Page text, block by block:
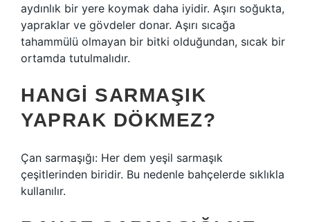
aydınlık bir yere koymak daha iyidir. Aşırı soğukta,
yapraklar ve gövdeler donar. Aşırı sıcağa
tahammülü olmayan bir bitki olduğundan, sıcak bir
ortamda tutulmalıdır.
HANGI SARMAŞIK
YAPRAK DÖKMEZ?
Çan sarmaşığı: Her dem yeşil sarmaşık
çeşitlerinden biridir. Bu nedenle bahçelerde sıklıkla
kullanılır.